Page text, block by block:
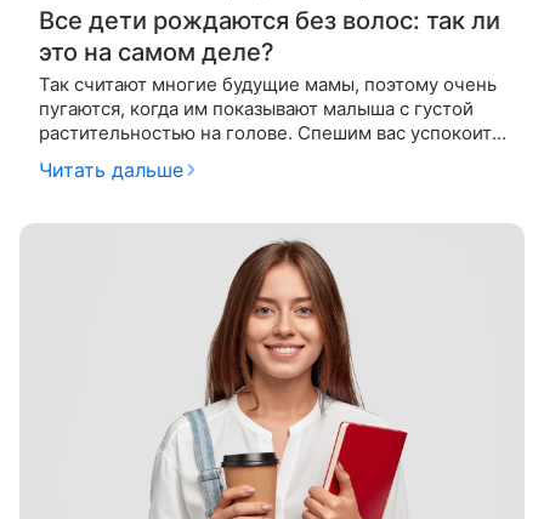
Все дети рождаются без волос: так ли
это на самом деле?
Так считают многие будущие мамы, поэтому очень
пугаются, когда им показывают малыша с густой
растительностью на голове. Спешим вас успокоить:
обязательное отсутствие волос у новорожденного
— миф. Более того,
Читать дальше